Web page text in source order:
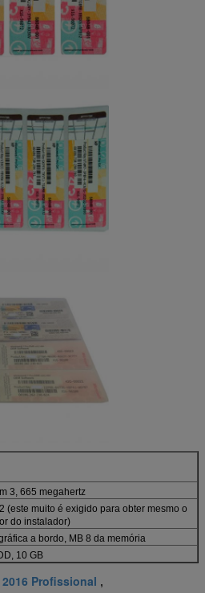
3, 665 megahertz
(este muito é exigido para obter mesmo o
do instalador)
a bordo, MB 8 da memória
10 GB
Profissional ,